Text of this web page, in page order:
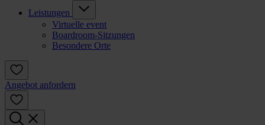
Leistungen
Virtuelle event
Boardroom-Sitzungen
Besondere Orte
Angebot anfordern